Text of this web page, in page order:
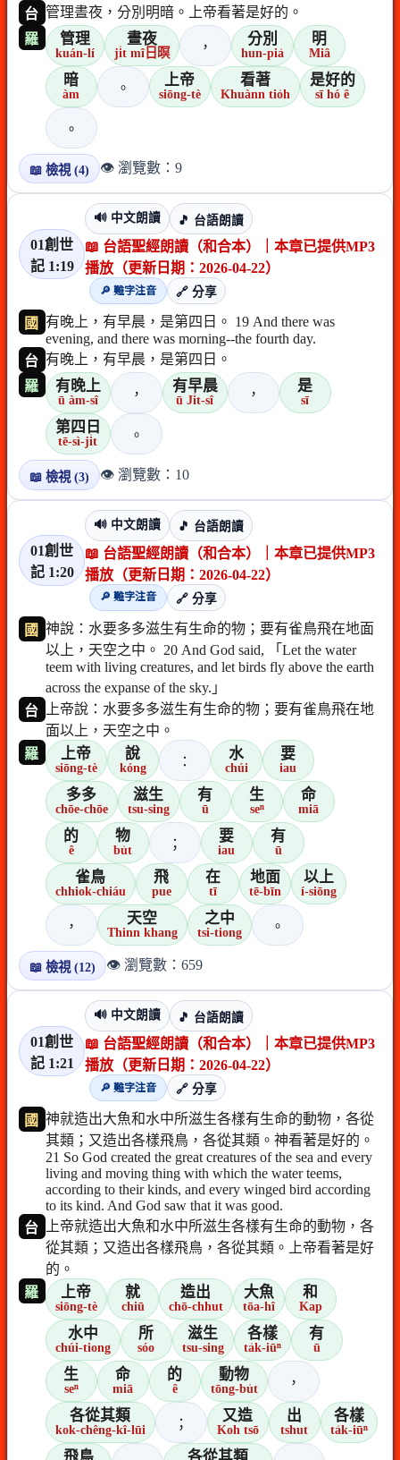
台 管理晝夜，分別明暗。上帝看著是好的。
羅
管理
kuán-lí
晝夜
ji̍t mî日暝 ， 分別
hun-pia̍
明
Miâ
暗
àm 。 上帝
siōng-tè
看著
Khuànn tio̍h
是好的
sī hó ê
。
📖 檢視 (4) 👁️ 瀏覽數：9
01創世
記 1:19
🔊 中文朗讀 🎵 台語朗讀
📖 台語聖經朗讀（和合本）｜本章已提供MP3
播放（更新日期：2026-04-22）
🔎 難字注音
🔗 分享
國
有晚上，有早晨，是第四日。 19 And there was
evening, and there was morning--the fourth day.
台 有晚上，有早晨，是第四日。
羅
有晚上
ū àm-sî ， 有早晨
ū Ji̍t-sî ， 是
sī
第四日
tē-sì-ji̍t 。
📖 檢視 (3) 👁️ 瀏覽數：10
01創世
記 1:20
🔊 中文朗讀 🎵 台語朗讀
📖 台語聖經朗讀（和合本）｜本章已提供MP3
播放（更新日期：2026-04-22）
🔎 難字注音
🔗 分享
國 神說：水要多多滋生有生命的物；要有雀鳥飛在地面
以上，天空之中。 20 And God said, 「Let the water
teem with living creatures, and let birds fly above the earth
across the expanse of the sky.」
台
上帝說：水要多多滋生有生命的物；要有雀鳥飛在地
面以上，天空之中。
羅
上帝
siōng-tè
說
kóng ： 水
chúi
要
iau
多多
chōe-chōe
滋生
tsu-sing
有
ū
生
seⁿ
命
miā
的
ê
物
bu̍t ； 要
iau
有
ū
雀鳥
chhiok-chiáu
飛
pue
在
tī
地面
tē-bīn
以上
í-siōng
， 天空
Thinn khang
之中
tsi-tiong 。
📖 檢視 (12) 👁️ 瀏覽數：659
01創世
記 1:21
🔊 中文朗讀 🎵 台語朗讀
📖 台語聖經朗讀（和合本）｜本章已提供MP3
播放（更新日期：2026-04-22）
🔎 難字注音
🔗 分享
國 神就造出大魚和水中所滋生各樣有生命的動物，各從
其類；又造出各樣飛鳥，各從其類。神看著是好的。
21 So God created the great creatures of the sea and every
living and moving thing with which the water teems,
according to their kinds, and every winged bird according
to its kind. And God saw that it was good.
台 上帝就造出大魚和水中所滋生各樣有生命的動物，各
從其類；又造出各樣飛鳥，各從其類。上帝看著是好
的。
羅
上帝
siōng-tè
就
chiū
造出
chō-chhut
大魚
tōa-hî
和
Kap
水中
chúi-tiong
所
sóo
滋生
tsu-sing
各樣
ta̍k-iūⁿ
有
ū
生
seⁿ
命
miā
的
ê
動物
tōng-bu̍t ，
各從其類
kok-chêng-kî-lūi ； 又造
Koh tsō
出
tshut
各樣
ta̍k-iūⁿ